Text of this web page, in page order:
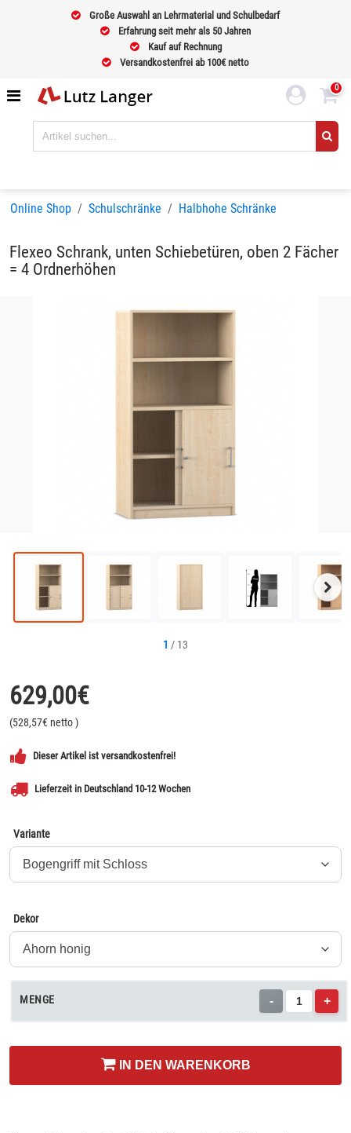
Große Auswahl an Lehrmaterial und Schulbedarf
Erfahrung seit mehr als 50 Jahren
Kauf auf Rechnung
Versandkostenfrei ab 100€ netto
0
Online Shop Schulschränke Halbhohe Schränke
Flexeo Schrank, unten Schiebetüren, oben 2 Fächer
= 4 Ordnerhöhen
Bild
1 / 13
629,00€
(528,57€ netto)
Dieser Artikel ist versandkostenfrei!
Lieferzeit in Deutschland 10-12 Wochen
Variante
Dekor
MENGE - +
IN DEN WARENKORB